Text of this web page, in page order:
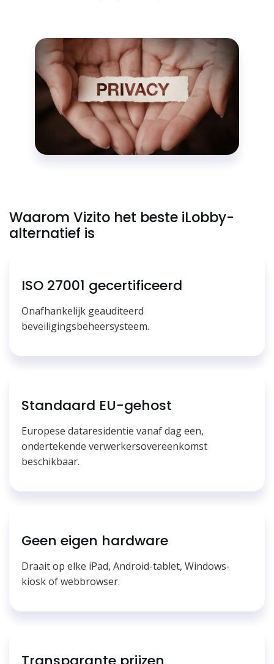
Waarom Vizito het beste iLobby-
alternatief is
ISO 27001 gecertificeerd
Onafhankelijk geauditeerd
beveiligingsbeheersysteem.
Standaard EU-gehost
Europese dataresidentie vanaf dag een,
ondertekende verwerkersovereenkomst
beschikbaar.
Geen eigen hardware
Draait op elke iPad, Android-tablet, Windows-
kiosk of webbrowser.